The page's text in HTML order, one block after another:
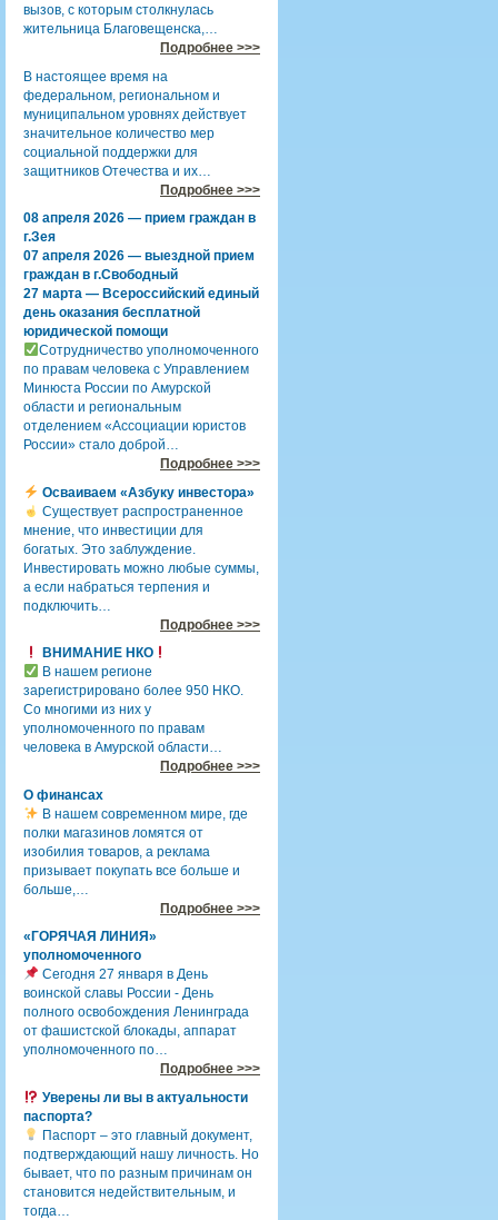
вызов, с которым столкнулась
жительница Благовещенска,…
Подробнее >>>
В настоящее время на
федеральном, региональном и
муниципальном уровнях действует
значительное количество мер
социальной поддержки для
защитников Отечества и их…
Подробнее >>>
08 апреля 2026 — прием граждан в
г.Зея
07 апреля 2026 — выездной прием
граждан в г.Свободный
27 марта — Всероссийский единый
день оказания бесплатной
юридической помощи
Сотрудничество уполномоченного
по правам человека с Управлением
Минюста России по Амурской
области и региональным
отделением «Ассоциации юристов
России» стало доброй…
Подробнее >>>
Осваиваем «Азбуку инвестора»
Существует распространенное
мнение, что инвестиции для
богатых. Это заблуждение.
Инвестировать можно любые суммы,
а если набраться терпения и
подключить…
Подробнее >>>
ВНИМАНИЕ НКО
В нашем регионе
зарегистрировано более 950 НКО.
Со многими из них у
уполномоченного по правам
человека в Амурской области…
Подробнее >>>
О финансах
В нашем современном мире, где
полки магазинов ломятся от
изобилия товаров, а реклама
призывает покупать все больше и
больше,…
Подробнее >>>
«ГОРЯЧАЯ ЛИНИЯ»
уполномоченного
Сегодня 27 января в День
воинской славы России - День
полного освобождения Ленинграда
от фашистской блокады, аппарат
уполномоченного по…
Подробнее >>>
Уверены ли вы в актуальности
паспорта?
Паспорт – это главный документ,
подтверждающий нашу личность. Но
бывает, что по разным причинам он
становится недействительным, и
тогда…